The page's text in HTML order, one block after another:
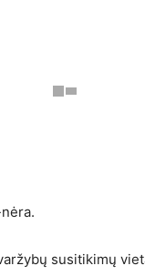
susitikimų